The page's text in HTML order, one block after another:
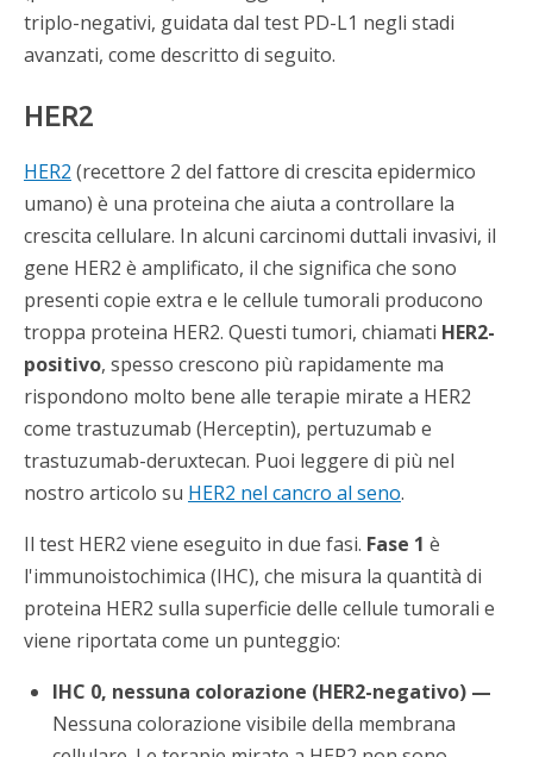
triplo-negativi, guidata dal test PD-L1 negli stadi
avanzati, come descritto di seguito.
HER2
HER2 (recettore 2 del fattore di crescita epidermico
umano) è una proteina che aiuta a controllare la
crescita cellulare. In alcuni carcinomi duttali invasivi, il
gene HER2 è amplificato, il che significa che sono
presenti copie extra e le cellule tumorali producono
troppa proteina HER2. Questi tumori, chiamati HER2-
positivo, spesso crescono più rapidamente ma
rispondono molto bene alle terapie mirate a HER2
come trastuzumab (Herceptin), pertuzumab e
trastuzumab-deruxtecan. Puoi leggere di più nel
nostro articolo su HER2 nel cancro al seno.
Il test HER2 viene eseguito in due fasi. Fase 1 è
l'immunoistochimica (IHC), che misura la quantità di
proteina HER2 sulla superficie delle cellule tumorali e
viene riportata come un punteggio:
IHC 0, nessuna colorazione (HER2-negativo) —
Nessuna colorazione visibile della membrana